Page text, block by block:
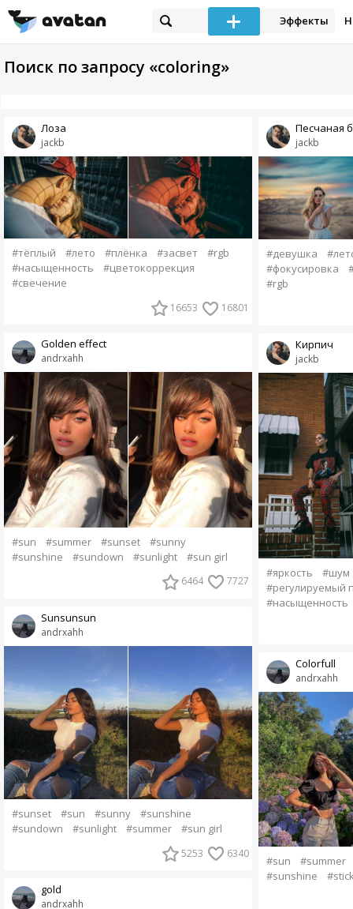
Эффекты
Поиск по запросу «coloring»
jackb
Лоза
#тёплый #лето #плёнка #засвет
#rgb
#насыщенность
#цветокоррекция
#свечение
16653 16801
andrxahh
Golden effect
#sun #summer #sunset
#sunny
#sunshine
#sundown #sunlight #sun girl
6464 7727
andrxahh
Sunsunsun
#sunset #sun #sunny
#sunshine
#sundown
#sunlight #summer #sun girl
5253 6340
andrxahh
gold
jackb
Песчаная
#девушка
#фокусировка
#rgb
jackb
Кирпич
#яркость
#шум
#регулируемый
#насыщенность
andrxahh
Colorfull
#sun
#summer
#sunshine